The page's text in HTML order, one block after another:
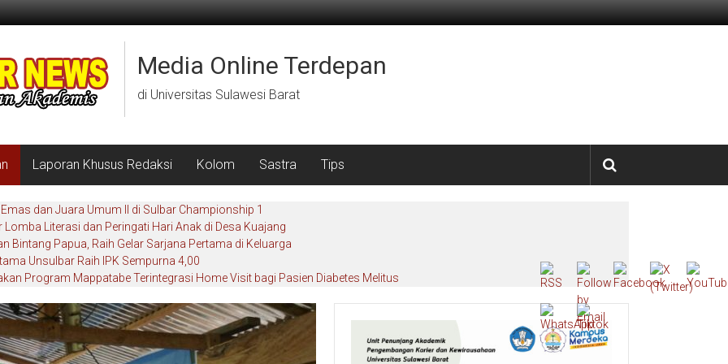
Media Online Terdepan
di Universitas Sulawesi Barat
Laporan Khusus Redaksi Kolom Sastra Tips
dan Juara Umum II di Sulbar Championship 1
Literasi dan Peringati Hari Anak di Desa Kuajang
Papua, Raih Gelar Sarjana Pertama di Keluarga
Unsulbar Raih IPK Sempurna 4,00
Program Mappatabe Terintegrasi Home Visit bagi Pasien Diabetes Melitus